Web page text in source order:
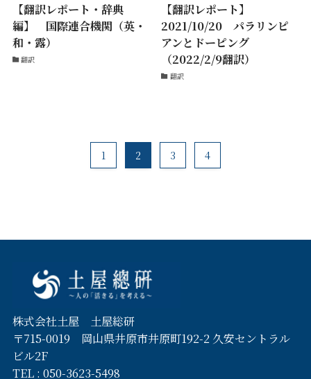
【翻訳レポート・辞典
編】 国際連合機関（英・
和・露）
翻訳
【翻訳レポート】
2021/10/20 パラリンピ
アンとドーピング
（2022/2/9翻訳）
翻訳
1 2 3 4
株式会社土屋 土屋総研
〒715-0019 岡山県井原市井原町192-2 久安セントラル
ビル2F
TEL : 050-3623-5498